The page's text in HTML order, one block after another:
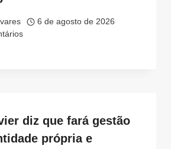
6 de agosto de 2026
diz que fará gestão
própria e